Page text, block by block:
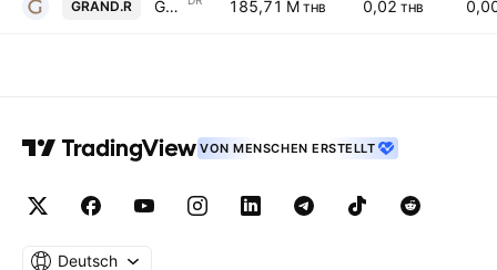
GRAND.R Grande Asset Hotels & Property Public Co. Ltd. NVDR 185,71 M THB 0,02 THB
VON MENSCHEN ERSTELLT
Deutsch